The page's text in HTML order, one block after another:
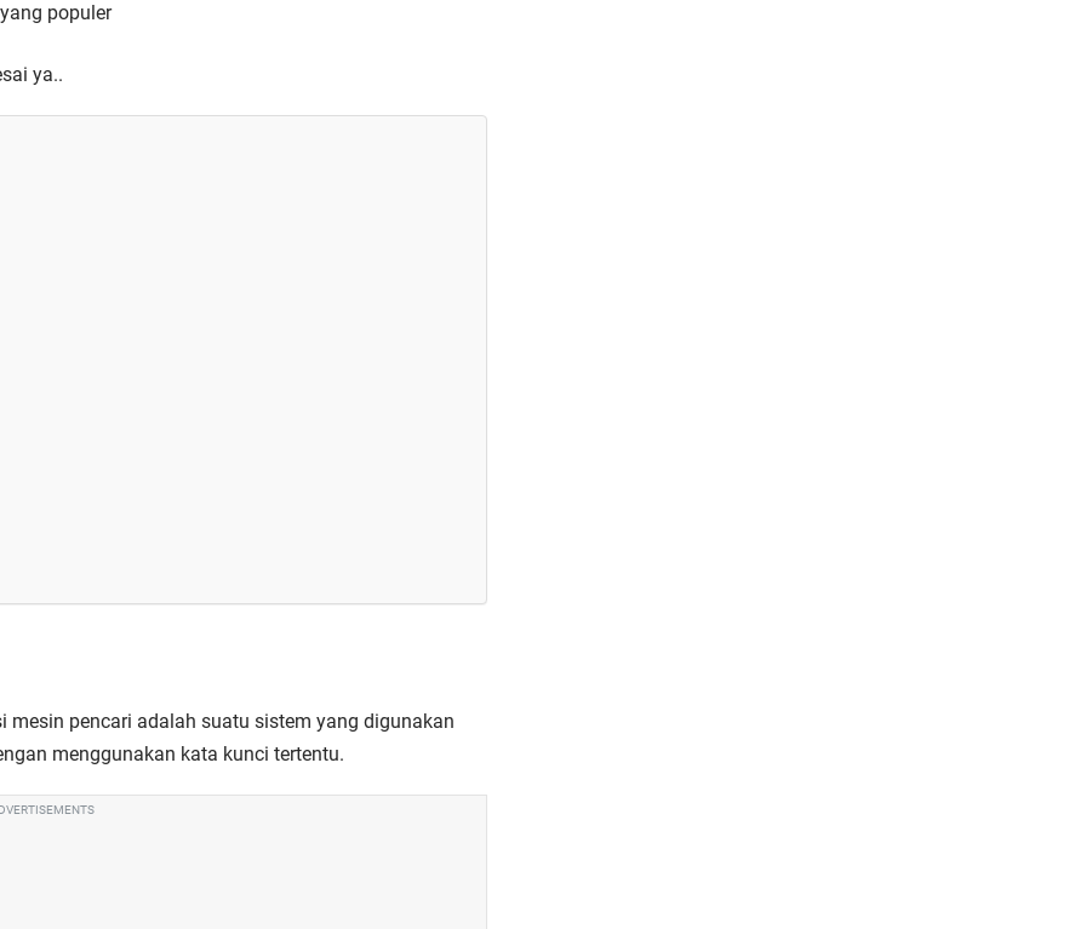
populer
ya..
pencari adalah suatu sistem yang digunakan
menggunakan kata kunci tertentu.